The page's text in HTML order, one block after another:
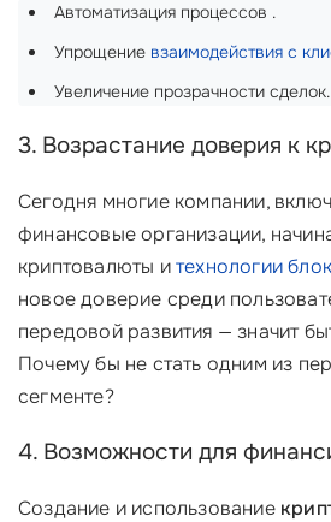
Автоматизация процессов .
Упрощение взаимодействия с
Увеличение прозрачности сделок.
3. Возрастание доверия к
Сегодня многие компании,
финансовые организации,
криптовалюты итехнологии
новое доверие среди
передовой развития — значит
Почему бы не стать одним из
сегменте?
4. Возможности для
Создание и использование